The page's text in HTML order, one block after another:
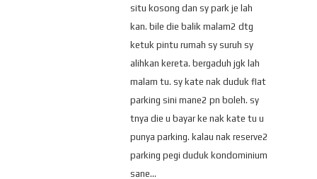
situ kosong dan sy park je lah
kan. bile die balik malam2 dtg
ketuk pintu rumah sy suruh sy
alihkan kereta. bergaduh jgk lah
malam tu. sy kate nak duduk flat
parking sini mane2 pn boleh. sy
tnya die u bayar ke nak kate tu u
punya parking. kalau nak reserve2
parking pegi duduk kondominium
sane...